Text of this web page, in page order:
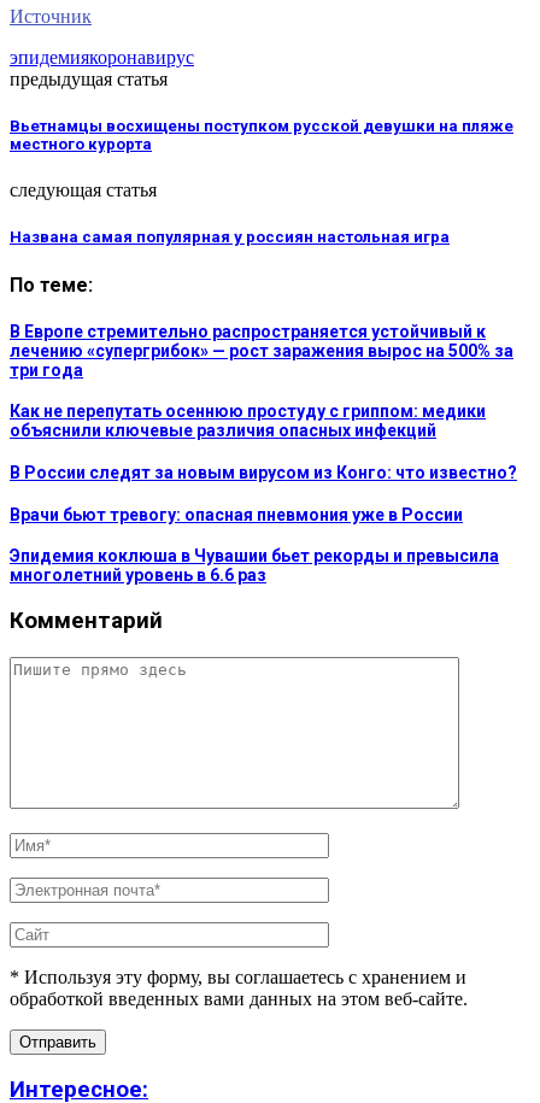
Источник
эпидемиякоронавирус
предыдущая статья
Вьетнамцы восхищены поступком русской девушки на пляже
местного курорта
следующая статья
Названа самая популярная у россиян настольная игра
По теме:
В Европе стремительно распространяется устойчивый к
лечению «супергрибок» — рост заражения вырос на 500% за
три года
Как не перепутать осеннюю простуду с гриппом: медики
объяснили ключевые различия опасных инфекций
В России следят за новым вирусом из Конго: что известно?
Врачи бьют тревогу: опасная пневмония уже в России
Эпидемия коклюша в Чувашии бьет рекорды и превысила
многолетний уровень в 6.6 раз
Комментарий
* Используя эту форму, вы соглашаетесь с хранением и
обработкой введенных вами данных на этом веб-сайте.
Интересное: